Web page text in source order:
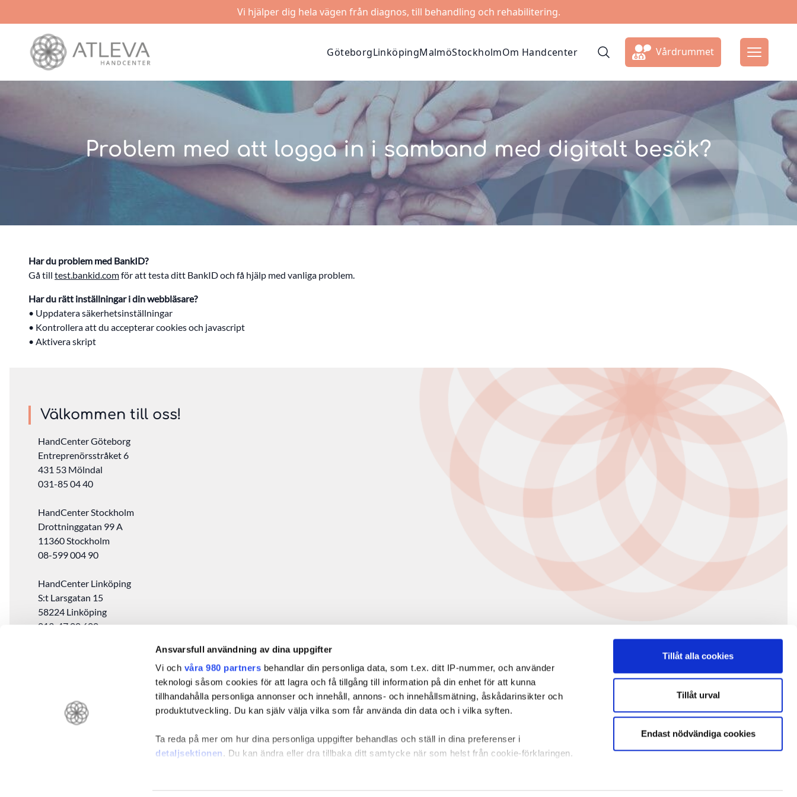
Ansvarsfull användning av dina uppgifter
Vi och våra 980 partners behandlar din personliga data, som t.ex. ditt IP-nummer, och använder
teknologi såsom cookies för att lagra och få tillgång till information på din enhet för att kunna
tillhandahålla personliga annonser och innehåll, annons- och innehållsmätning, åskådarinsikter och
produktutveckling. Du kan själv välja vilka som får använda din data och i vilka syften.
Ta reda på mer om hur dina personliga uppgifter behandlas och ställ in dina preferenser i
detaljsektionen. Du kan ändra eller dra tillbaka ditt samtycke när som helst från cookie-förklaringen.
Tillåt alla cookies
Tillåt urval
Endast nödvändiga cookies
Vi hjälper dig hela vägen från diagnos, till behandling och rehabilitering.
GöteborgLinköpingMalmöStockholmOm Handcenter Vårdrummet
Problem med att logga in i samband med digitalt besök?
Har du problem med BankID?
Gå till test.bankid.comför att testa ditt BankID och få hjälp med vanliga problem.
Har du rätt inställningar i din webbläsare?
• Uppdatera säkerhetsinställningar
• Kontrollera att du accepterar cookies och javascript
• Aktivera skript
Välkommen till oss!
HandCenter Göteborg
Entreprenörsstråket 6
431 53 Mölndal
031-85 04 40
HandCenter Stockholm
Drottninggatan 99 A
11360 Stockholm ‎
08-599 004 90
HandCenter Linköping
S:t Larsgatan 15
58224 Linköping
013-47 00 600